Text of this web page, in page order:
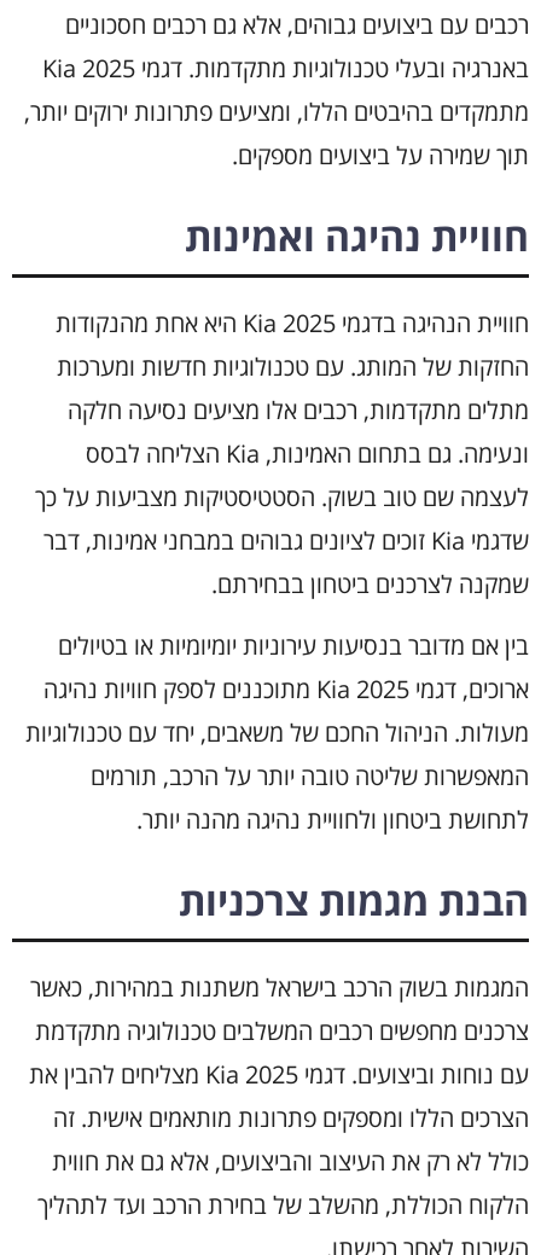
רכבים עם ביצועים גבוהים, אלא גם רכבים חסכוניים
באנרגיה ובעלי טכנולוגיות מתקדמות. דגמי Kia 2025
מתמקדים בהיבטים הללו, ומציעים פתרונות ירוקים יותר,
תוך שמירה על ביצועים מספקים.
חוויית נהיגה ואמינות
חוויית הנהיגה בדגמי Kia 2025 היא אחת מהנקודות
החזקות של המותג. עם טכנולוגיות חדשות ומערכות
מתלים מתקדמות, רכבים אלו מציעים נסיעה חלקה
ונעימה. גם בתחום האמינות, Kia הצליחה לבסס
לעצמה שם טוב בשוק. הסטטיסטיקות מצביעות על כך
שדגמי Kia זוכים לציונים גבוהים במבחני אמינות, דבר
שמקנה לצרכנים ביטחון בבחירתם.
בין אם מדובר בנסיעות עירוניות יומיומיות או בטיולים
ארוכים, דגמי Kia 2025 מתוכננים לספק חוויות נהיגה
מעולות. הניהול החכם של משאבים, יחד עם טכנולוגיות
המאפשרות שליטה טובה יותר על הרכב, תורמים
לתחושת ביטחון ולחוויית נהיגה מהנה יותר.
הבנת מגמות צרכניות
המגמות בשוק הרכב בישראל משתנות במהירות, כאשר
צרכנים מחפשים רכבים המשלבים טכנולוגיה מתקדמת
עם נוחות וביצועים. דגמי Kia 2025 מצליחים להבין את
הצרכים הללו ומספקים פתרונות מותאמים אישית. זה
כולל לא רק את העיצוב והביצועים, אלא גם את חווית
הלקוח הכוללת, מהשלב של בחירת הרכב ועד לתהליך
השירות לאחר רכישתו.